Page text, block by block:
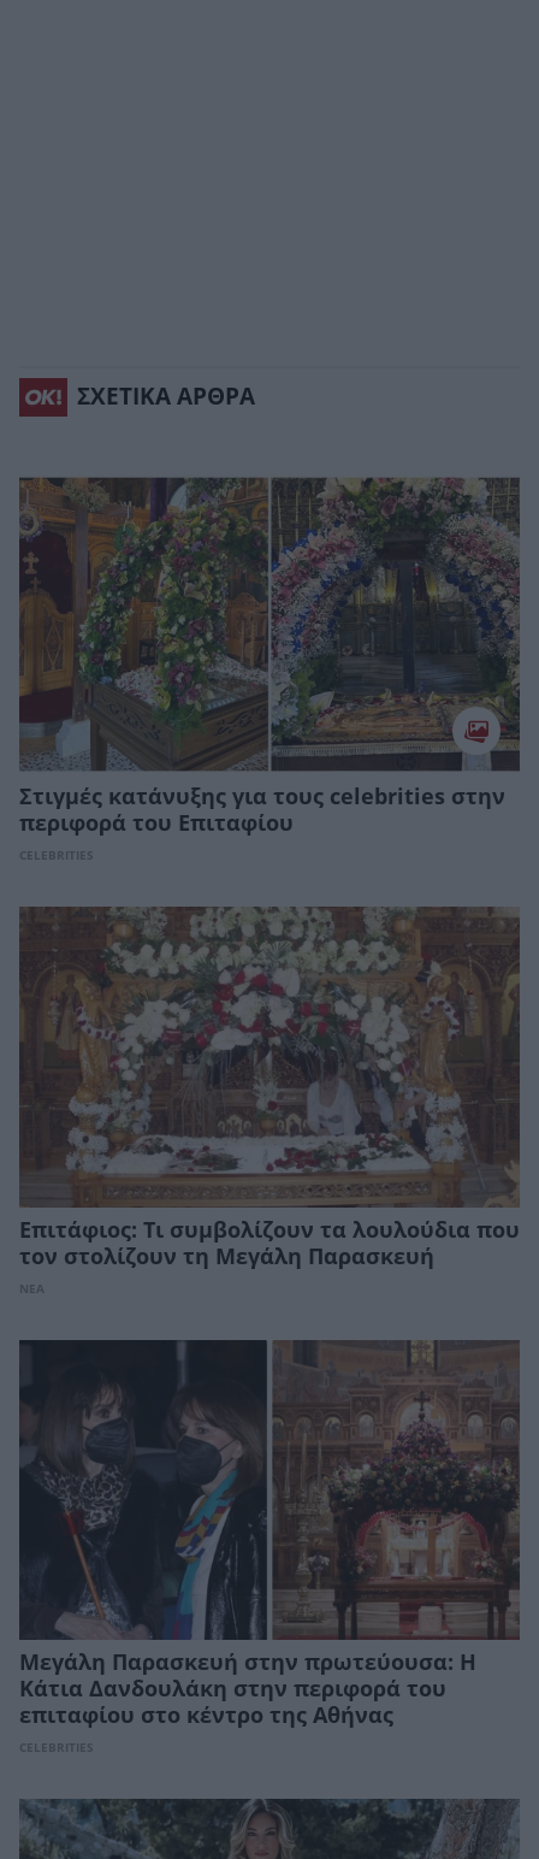
ΣΧΕΤΙΚΑ ΑΡΘΡΑ
Στιγμές κατάνυξης για τους celebrities στην
περιφορά του Επιταφίου
CELEBRITIES
Επιτάφιος: Τι συμβολίζουν τα λουλούδια που
τον στολίζουν τη Μεγάλη Παρασκευή
ΝΕΑ
Μεγάλη Παρασκευή στην πρωτεύουσα: Η
Κάτια Δανδουλάκη στην περιφορά του
επιταφίου στο κέντρο της Αθήνας
CELEBRITIES